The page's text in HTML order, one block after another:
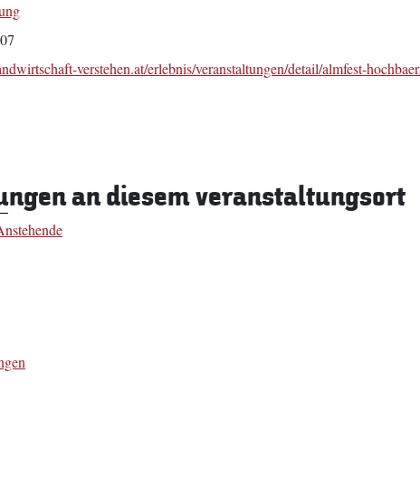
verstehen.at/erlebnis/veranstaltungen/detail/almfest-
an diesem veranstaltungsort